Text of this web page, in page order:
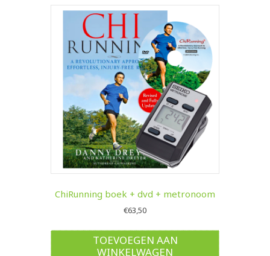
ChiRunning boek + dvd + metronoom
€63,50
TOEVOEGEN AAN
WINKELWAGEN